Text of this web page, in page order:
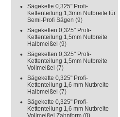
Sägekette 0,325" Profi-
Kettenteilung 1,3mm Nutbreite für
Semi-Profi Sägen (9)
Sägeketten 0,325" Profi-
Kettenteilung 1,5mm Nutbreite
Halbmeißel (9)
Sägeketten 0,325" Profi-
Kettenteilung 1,5mm Nutbreite
Vollmeißel (7)
Sägekette 0,325" Profi-
Kettenteilung 1,6 mm Nutbreite
Halbmeißel (7)
Sägekette 0,325" Profi-
Kettenteilung 1,6 mm Nutbreite
Vollmeißel Zahnform (0)